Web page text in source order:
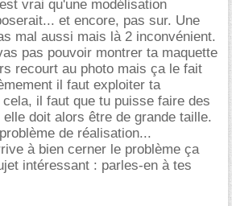
vrai qu'une modélisation
et encore, pas sur. Une
mal aussi mais là 2 inconvénient.
pas pouvoir montrer ta maquette
recourt au photo mais ça le fait
il faut exploiter ta
il faut que tu puisse faire des
doit alors être de grande taille.
de réalisation...
à bien cerner le problème ça
intéressant : parles-en à tes